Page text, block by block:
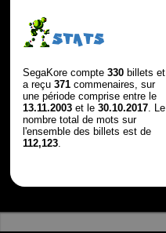
STATS
SegaKore compte 330billets et
a reçu 371commenaires, sur
une période comprise entre le
13.11.2003et le 30.10.2017. Le
nombre total de mots sur
l'ensemble des billets est de
112,123.